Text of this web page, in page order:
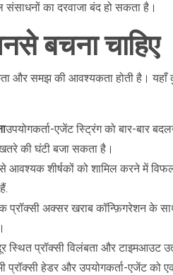
का दरवाजा बंद हो सकता है।
बचना चाहिए
और समझ की आवश्यकता होती है। यहाँ
उपयोगकर्ता-एजेंट स्ट्रिंग को बार-बार
की घंटी बजा सकता है।
आवश्यक शीर्षकों को शामिल करने में
प्रॉक्सी अक्सर खराब कॉन्फ़िगरेशन के
स्थित प्रॉक्सी विलंबता और टाइमआउट
प्रॉक्सी हेडर और उपयोगकर्ता-एजेंट को